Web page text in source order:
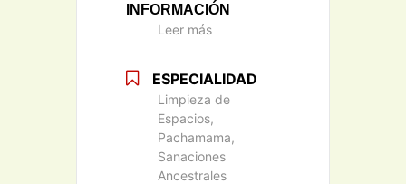
INFORMACIÓN
Leer más
ESPECIALIDAD
Limpieza de
Espacios,
Pachamama,
Sanaciones
Ancestrales